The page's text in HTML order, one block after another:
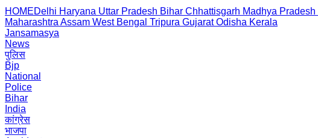
HOMEDelhi Haryana Uttar Pradesh Bihar Chhattisgarh Madhya Pradesh
Maharashtra Assam West Bengal Tripura Gujarat Odisha Kerala
Jansamasya
News
पुलिस
Bjp
National
Police
Bihar
India
कांग्रेस
भाजपा